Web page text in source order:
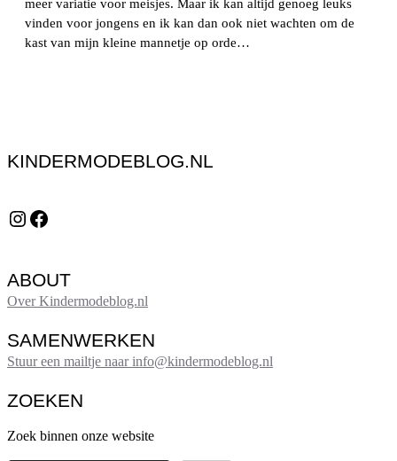
meer variatie voor meisjes. Maar ik kan altijd genoeg leuks
vinden voor jongens en ik kan dan ook niet wachten om de
kast van mijn kleine mannetje op orde…
KINDERMODEBLOG.NL
Instagram Facebook
ABOUT
Over Kindermodeblog.nl
SAMENWERKEN
Stuur een mailtje naar info@kindermodeblog.nl
ZOEKEN
Zoek binnen onze website